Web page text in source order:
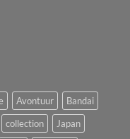
Avontuur
Bandai
collection
Japan